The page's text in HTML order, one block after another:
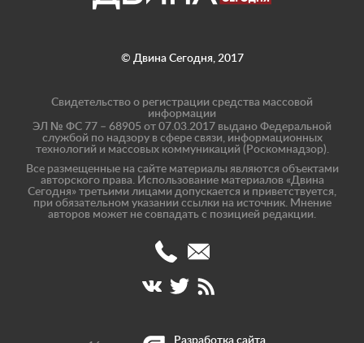
© Двина Сегодня, 2017
Свидетельство о регистрации средства массовой
информации
ЭЛ № ФС 77 – 68905 от 07.03.2017 выдано Федеральной
службой по надзору в сфере связи, информационных
технологий и массовых коммуникаций (Роскомнадзор).
Все размещенные на сайте материалы являются объектами
авторского права. Использование материалов «Двина
Сегодня» третьими лицами допускается и приветствуется,
при обязательном указании ссылки на источник. Мнение
авторов может не совпадать с позицией редакции.
(8182)
47-
40
info@dvinatoday.ru
Разработка сайта